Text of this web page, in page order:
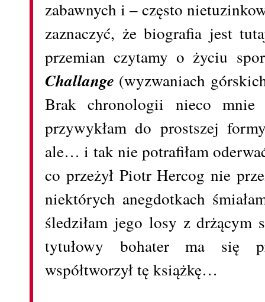
zabawnych i – często
zaznaczyć, że biografia jest
przemian czytamy o życiu
Challange (wyzwaniach
Brak chronologii nieco mnie
przywykłam do prostszej
ale… i tak nie potrafiłam
co przeżył Piotr Hercog nie
niektórych anegdotkach
śledziłam jego losy z drżącym
tytułowy bohater ma się
współtworzył tę książkę…